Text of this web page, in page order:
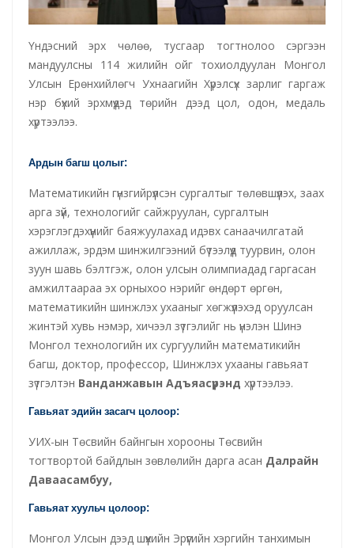
Үндэсний эрх чөлөө, тусгаар тогтнолоо сэргээн
мандуулсны 114 жилийн ойг тохиолдуулан Монгол
Улсын Ерөнхийлөгч Ухнаагийн Хүрэлсүх зарлиг гаргаж
нэр бүхий эрхмүүдэд төрийн дээд цол, одон, медаль
хүртээлээ.
Ардын багш цолыг:
Математикийн гүнзгийрүүлсэн сургалтыг төлөвшүүлэх, заах
арга зүй, технологийг сайжруулан, сургалтын
хэрэглэгдэхүүнийг баяжуулахад идэвх санаачилгатай
ажиллаж, эрдэм шинжилгээний бүтээлүүд туурвин, олон
зуун шавь бэлтгэж, олон улсын олимпиадад гаргасан
амжилтаараа эх орныхоо нэрийг өндөрт өргөн,
математикийн шинжлэх ухааныг хөгжүүлэхэд оруулсан
жинтэй хувь нэмэр, хичээл зүтгэлийг нь үнэлэн Шинэ
Монгол технологийн их сургуулийн математикийн
багш, доктор, профессор, Шинжлэх ухааны гавьяат
зүтгэлтэн Ванданжавын Адъяасүрэнд хүртээлээ.
Гавьяат эдийн засагч цолоор:
УИХ-ын Төсвийн байнгын хорооны Төсвийн
тогтвортой байдлын зөвлөлийн дарга асан Далрайн
Даваасамбуу,
Гавьяат хуульч цолоор:
Монгол Улсын дээд шүүхийн Эрүүгийн хэргийн танхимын